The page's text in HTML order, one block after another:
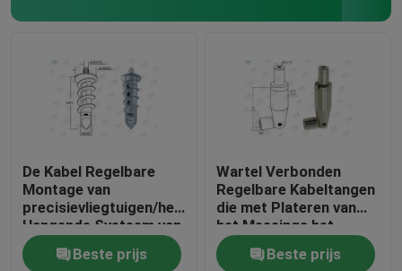
De Kabel Regelbare
Montage van
precisievliegtuigen/het
Hangende Systeem van
de Draadkabel
Beste prijs
Wartel Verbonden
Regelbare Kabeltangen
die met Plateren van
het Messings het
Materiële Nikkel
worden gemaakt
Beste prijs